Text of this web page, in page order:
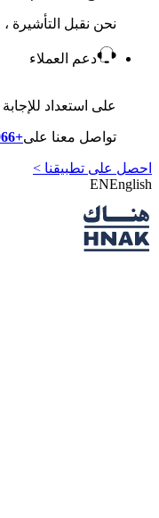
نحن نقبل التأشيرة
دعم العملاء
على استعداد
تواصل معنا على+966 920009538
احصل على تطبيقنا >
ENEnglish